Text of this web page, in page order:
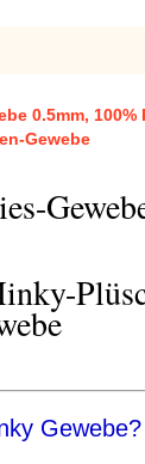
0.5mm,
Gewebe
Gewebe?